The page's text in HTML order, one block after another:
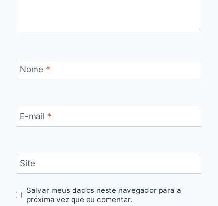
Nome *
E-mail *
Site
Salvar meus dados neste navegador para a
próxima vez que eu comentar.